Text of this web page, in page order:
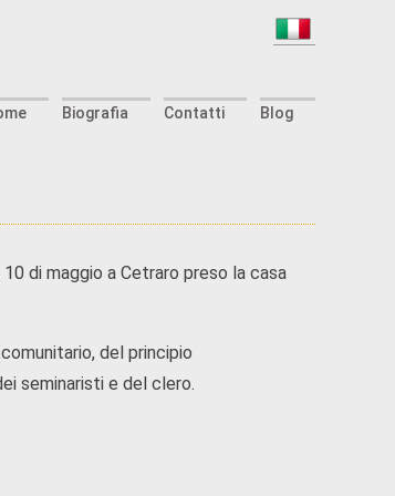
Biografia Contatti Blog
di maggio a Cetraro preso la casa
del principio
seminaristi e del clero.